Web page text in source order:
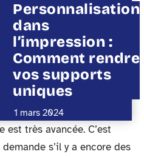
Personnalisation
dans
l’impression :
Comment rendre
vos supports
uniques
1 mars 2024
est très avancée. C’est
s’il y a encore des